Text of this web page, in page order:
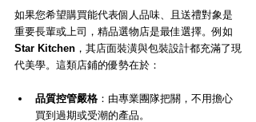
如果您希望購買能代表個人品味、且送禮對象是
重要長輩或上司，精品選物店是最佳選擇。例如
Star Kitchen ，其店面裝潢與包裝設計都充滿了現
代美學。這類店鋪的優勢在於：
品質控管嚴格 ：由專業團隊把關，不用擔心
買到過期或受潮的產品。